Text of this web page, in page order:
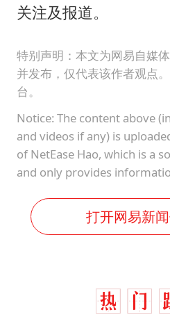
关注及报道。
特别声明：本文为网易自媒
并发布，仅代表该作者观点
台。
Notice: The content above
and videos if any) is
of NetEase Hao, which is a
and only provides
打开网易新